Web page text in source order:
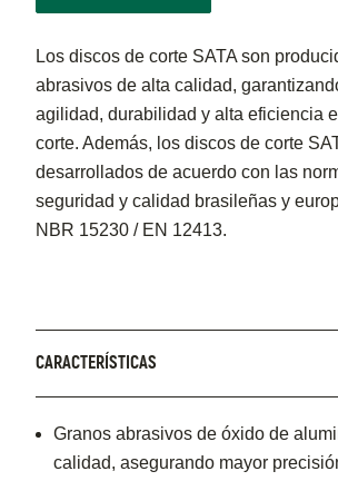
Los discos de corte SATA son
abrasivos de alta calidad,
agilidad, durabilidad y alta eficiencia
corte. Además, los discos de corte
desarrollados de acuerdo con las
seguridad y calidad brasileñas y
NBR 15230 / EN 12413.
CARACTERÍSTICAS
Granos abrasivos de óxido de
calidad, asegurando mayor